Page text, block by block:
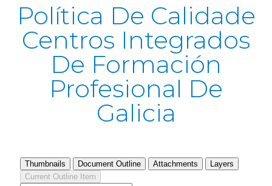
Política De Calidade
Centros Integrados
De Formación
Profesional De
Galicia